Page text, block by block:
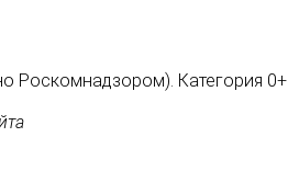
Роскомнадзором). Категория 0+